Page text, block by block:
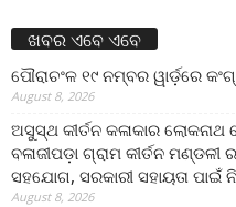
ଖବର ଏବେ ଏବେ
ପୌରାଚଂଳ ୧୯ ନମ୍ବର ୱାର୍ଡ଼ରେ
August 8, 2026
ଅସୁସ୍ଥ କୀର୍ତନ କଳାକାର
ବଳାଜୀପଡ଼ା ଗ୍ରାମ କୀର୍ତନ
ସହଯୋଗ, ସରକାରୀ ସହାୟତା ପାଇଁ
August 8, 2026